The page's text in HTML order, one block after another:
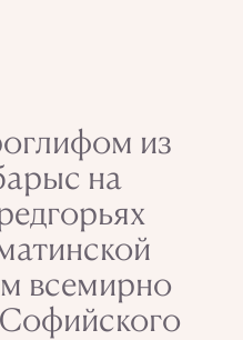
из
на
всемирно